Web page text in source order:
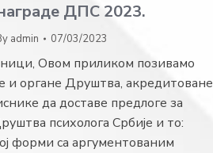
ДПС 2023.
admin 07/03/2023
Овом приликом позивамо
и органе Друштва, акредитоване
да доставе предлоге за
психолога Србије и то:
форми са аргументованим